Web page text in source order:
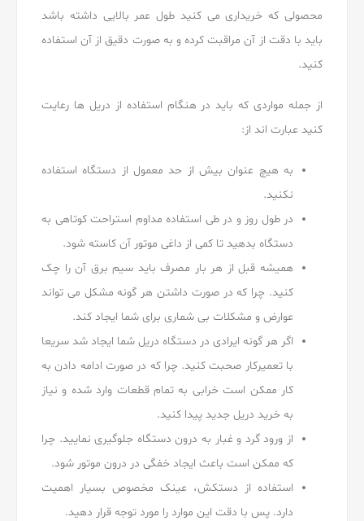
محصولی که خریداری می کنید طول عمر بالایی داشته باشد
باید با دقت از آن مراقبت کرده و به صورت دقیق از آن استفاده
کنید.
از جمله مواردی که باید در هنگام استفاده از دریل ها رعایت
کنید عبارت اند از:
به هیچ عنوان بیش از حد معمول از دستگاه استفاده
نکنید.
در طول روز و در طی استفاده مداوم استراحت کوتاهی به
دستگاه بدهید تا کمی از داغی موتور آن کاسته شود.
همیشه قبل از هر بار مصرف باید سیم برق آن را چک
کنید. چرا که در صورت داشتن هر گونه مشکل می تواند
عوارض و مشکلات بی شماری برای شما ایجاد کند.
اگر هر گونه ایرادی در دستگاه دریل شما ایجاد شد سریعا
با تعمیرکار صحبت کنید. چرا که در صورت ادامه دادن به
کار ممکن است خرابی به تمام قطعات وارد شده و نیاز
به خرید دریل جدید پیدا کنید.
از ورود گرد و غبار به درون دستگاه جلوگیری نمایید. چرا
که ممکن است باعث ایجاد خفگی در درون موتور شود.
استفاده از دستکش، عینک مخصوص بسیار اهمیت
دارد. پس با دقت این موارد را مورد توجه قرار دهید.